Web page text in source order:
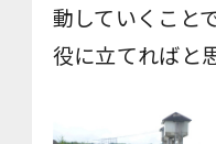
動していくこと
役に立てればと